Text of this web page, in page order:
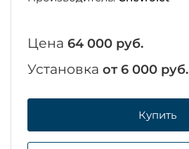
Цена 64 000 руб.
Установка от 6 000 руб.
Купить